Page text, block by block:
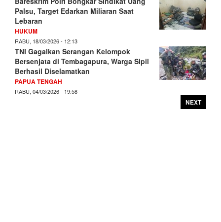
Palsu, Target Edarkan Miliaran Saat
Lebaran
HUKUM
RABU, 18/03/2026 - 12:13
TNI Gagalkan Serangan Kelompok
Bersenjata di Tembagapura, Warga Sipil
Berhasil Diselamatkan
PAPUA TENGAH
RABU, 04/03/2026 - 19:58
NEXT